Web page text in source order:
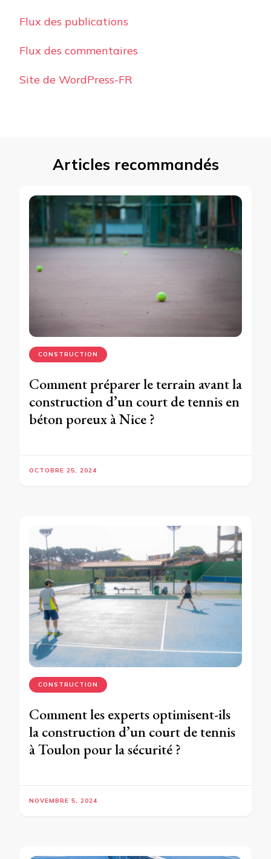
Flux des publications
Flux des commentaires
Site de WordPress-FR
Articles recommandés
CONSTRUCTION
Comment préparer le terrain avant la
construction d’un court de tennis en
béton poreux à Nice ?
OCTOBRE 25, 2024
CONSTRUCTION
Comment les experts optimisent-ils
la construction d’un court de tennis
à Toulon pour la sécurité ?
NOVEMBRE 5, 2024